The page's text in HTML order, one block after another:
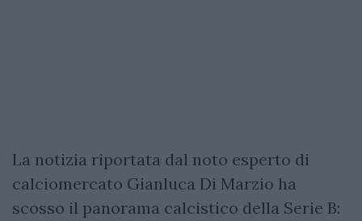
La notizia riportata dal noto esperto di
calciomercato Gianluca Di Marzio ha
scosso il panorama calcistico della Serie B: